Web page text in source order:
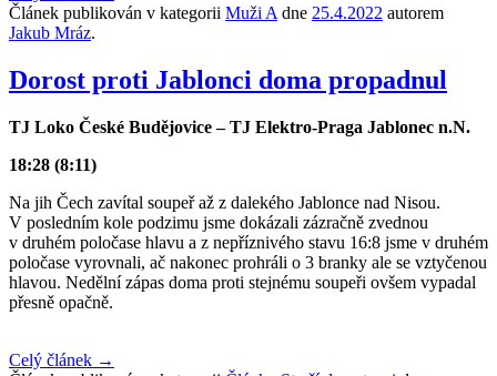
Článek publikován v kategorii Muži A dne 25.4.2022 autorem
Jakub Mráz.
Dorost proti Jablonci doma propadnul
TJ Loko České Budějovice – TJ Elektro-Praga Jablonec n.N.
18:28 (8:11)
Na jih Čech zavítal soupeř až z dalekého Jablonce nad Nisou.
V posledním kole podzimu jsme dokázali zázračně zvednou
v druhém poločase hlavu a z nepříznivého stavu 16:8 jsme v druhém
poločase vyrovnali, ač nakonec prohráli o 3 branky ale se vztyčenou
hlavou. Nedělní zápas doma proti stejnému soupeři ovšem vypadal
přesně opačně.
Celý článek →